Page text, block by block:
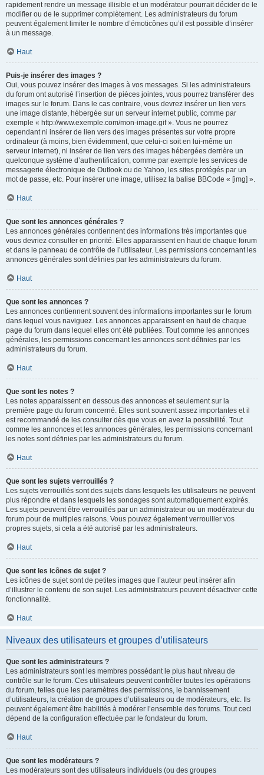
rapidement rendre un message illisible et un modérateur pourrait décider de le
modifier ou de le supprimer complètement. Les administrateurs du forum
peuvent également limiter le nombre d’émoticônes qu’il est possible d’insérer
à un message.
Haut
Puis-je insérer des images ?
Oui, vous pouvez insérer des images à vos messages. Si les administrateurs
du forum ont autorisé l’insertion de pièces jointes, vous pourrez transférer des
images sur le forum. Dans le cas contraire, vous devrez insérer un lien vers
une image distante, hébergée sur un serveur internet public, comme par
exemple « http://www.exemple.com/mon-image.gif ». Vous ne pourrez
cependant ni insérer de lien vers des images présentes sur votre propre
ordinateur (à moins, bien évidemment, que celui-ci soit en lui-même un
serveur internet), ni insérer de lien vers des images hébergées derrière un
quelconque système d’authentification, comme par exemple les services de
messagerie électronique de Outlook ou de Yahoo, les sites protégés par un
mot de passe, etc. Pour insérer une image, utilisez la balise BBCode « [img] ».
Haut
Que sont les annonces générales ?
Les annonces générales contiennent des informations très importantes que
vous devriez consulter en priorité. Elles apparaissent en haut de chaque forum
et dans le panneau de contrôle de l’utilisateur. Les permissions concernant les
annonces générales sont définies par les administrateurs du forum.
Haut
Que sont les annonces ?
Les annonces contiennent souvent des informations importantes sur le forum
dans lequel vous naviguez. Les annonces apparaissent en haut de chaque
page du forum dans lequel elles ont été publiées. Tout comme les annonces
générales, les permissions concernant les annonces sont définies par les
administrateurs du forum.
Haut
Que sont les notes ?
Les notes apparaissent en dessous des annonces et seulement sur la
première page du forum concerné. Elles sont souvent assez importantes et il
est recommandé de les consulter dès que vous en avez la possibilité. Tout
comme les annonces et les annonces générales, les permissions concernant
les notes sont définies par les administrateurs du forum.
Haut
Que sont les sujets verrouillés ?
Les sujets verrouillés sont des sujets dans lesquels les utilisateurs ne peuvent
plus répondre et dans lesquels les sondages sont automatiquement expirés.
Les sujets peuvent être verrouillés par un administrateur ou un modérateur du
forum pour de multiples raisons. Vous pouvez également verrouiller vos
propres sujets, si cela a été autorisé par les administrateurs.
Haut
Que sont les icônes de sujet ?
Les icônes de sujet sont de petites images que l’auteur peut insérer afin
d’illustrer le contenu de son sujet. Les administrateurs peuvent désactiver cette
fonctionnalité.
Haut
Niveaux des utilisateurs et groupes d’utilisateurs
Que sont les administrateurs ?
Les administrateurs sont les membres possédant le plus haut niveau de
contrôle sur le forum. Ces utilisateurs peuvent contrôler toutes les opérations
du forum, telles que les paramètres des permissions, le bannissement
d’utilisateurs, la création de groupes d’utilisateurs ou de modérateurs, etc. Ils
peuvent également être habilités à modérer l’ensemble des forums. Tout ceci
dépend de la configuration effectuée par le fondateur du forum.
Haut
Que sont les modérateurs ?
Les modérateurs sont des utilisateurs individuels (ou des groupes